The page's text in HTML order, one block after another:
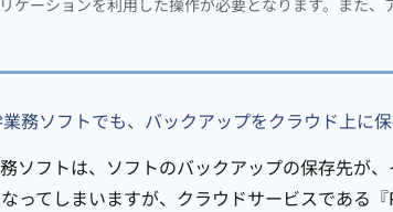
業務ソフトでも、バックアップをクラウド上に
ソフトは、ソフトのバックアップの保存先が
ってしまいますが、クラウドサービスである